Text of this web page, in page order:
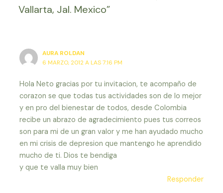
Vallarta, Jal. Mexico”
AURA ROLDAN
6 MARZO, 2012 A LAS 7:16 PM
Hola Neto gracias por tu invitacion, te acompaño de
corazon se que todas tus actividades son de lo mejor
y en pro del bienestar de todos, desde Colombia
recibe un abrazo de agradecimiento pues tus correos
son para mi de un gran valor y me han ayudado mucho
en mi crisis de depresion que mantengo he aprendido
mucho de ti. Dios te bendiga
y que te valla muy bien
Responder